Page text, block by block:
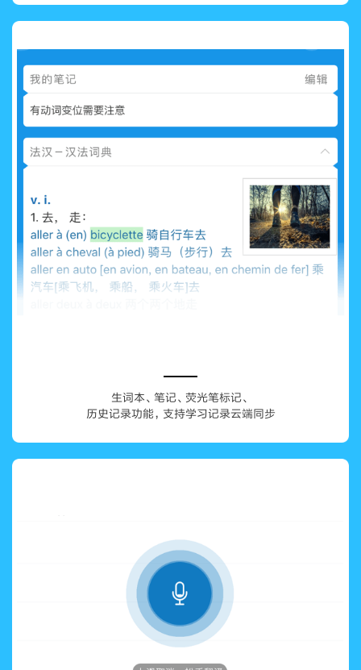
生词本、笔记、荧光笔标记、
历史记录功能，支持学习记录云端同步